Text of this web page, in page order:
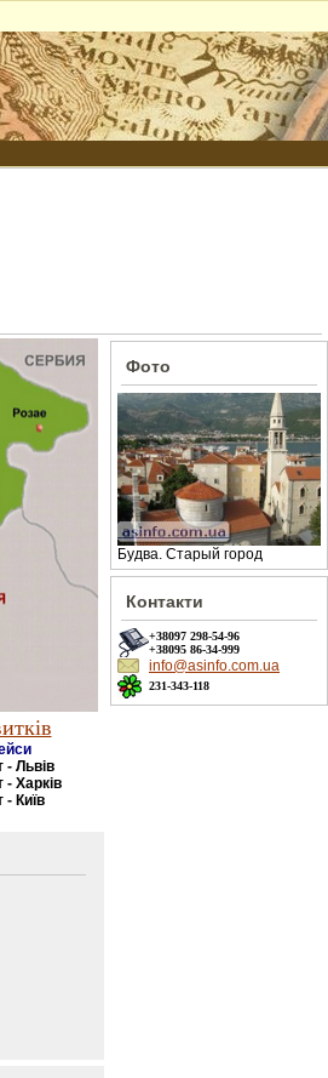
- Львів
- Харків
- Київ
Фото
Будва. Старый город
Контакти
+38097 298-54-96
+38095 86-34-999
info@asinfo.com.ua
231-343-118